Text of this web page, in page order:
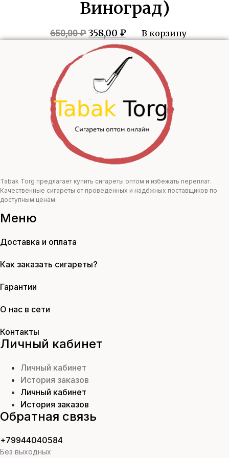
Виноград)
650,00₽Первоначальная
цена
составляла
650,00 ₽.
358,00 ₽ Текущая
цена:
358,00 ₽.
В корзину
Tabak Torg предлагает купить сигареты оптом и избежать переплат.
Качественные сигареты от проведенных и надёжных поставщиков по
доступным ценам.
Меню
Доставка и оплата
Как заказать сигареты?
Гарантии
О нас в сети
Контакты
Личный кабинет
Личный кабинет
История заказов
Личный кабинет
История заказов
Обратная связь
+79944040584
Без выходных